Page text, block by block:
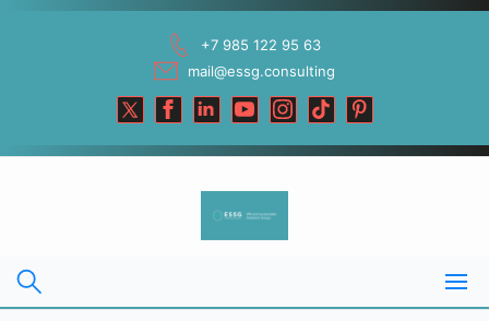
+7 985 122 95 63
mail@essg.consulting